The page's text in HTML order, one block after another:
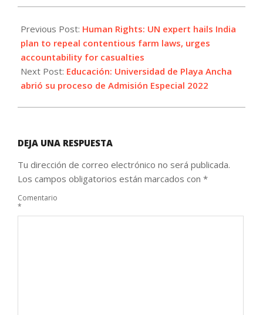
11-
27
Previous Post: Human Rights: UN expert hails India
plan to repeal contentious farm laws, urges
accountability for casualties
Next Post: Educación: Universidad de Playa Ancha
abrió su proceso de Admisión Especial 2022
DEJA UNA RESPUESTA
Tu dirección de correo electrónico no será publicada.
Los campos obligatorios están marcados con *
Comentario
*